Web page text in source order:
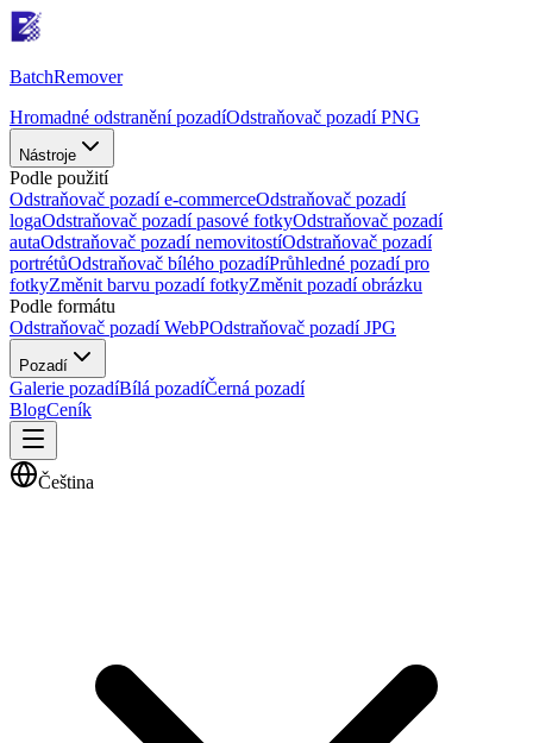
BatchRemover
Hromadné odstranění pozadíOdstraňovač pozadí PNG
Nástroje
Podle použití
Odstraňovač pozadí e-commerceOdstraňovač pozadí
logaOdstraňovač pozadí pasové fotkyOdstraňovač pozadí
autaOdstraňovač pozadí nemovitostíOdstraňovač pozadí
portrétůOdstraňovač bílého pozadíPrůhledné pozadí pro
fotkyZměnit barvu pozadí fotkyZměnit pozadí obrázku
Podle formátu
Odstraňovač pozadí WebPOdstraňovač pozadí JPG
Pozadí
Galerie pozadíBílá pozadíČerná pozadí
BlogCeník
Čeština